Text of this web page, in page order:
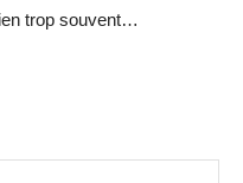
trop souvent…